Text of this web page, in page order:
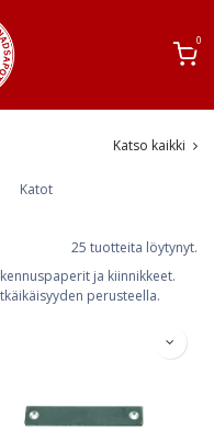
0
Katso kaikki
Katot
25 tuotteita löytynyt.
ja kiinnikkeet.
perusteella.